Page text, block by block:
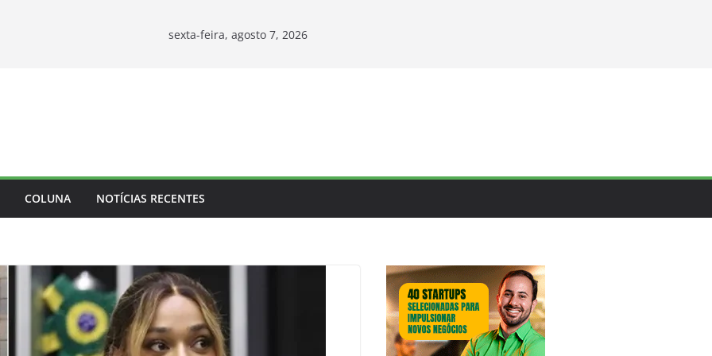
sexta-feira, agosto 7, 2026
COLUNA NOTÍCIAS RECENTES